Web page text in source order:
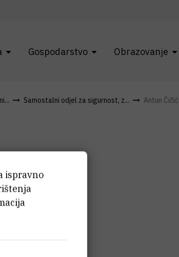
Gospodarstvo Obrazovanje
Samostalni odjel za sigurnost, z... Antun Čičić
Čičić
ispravno